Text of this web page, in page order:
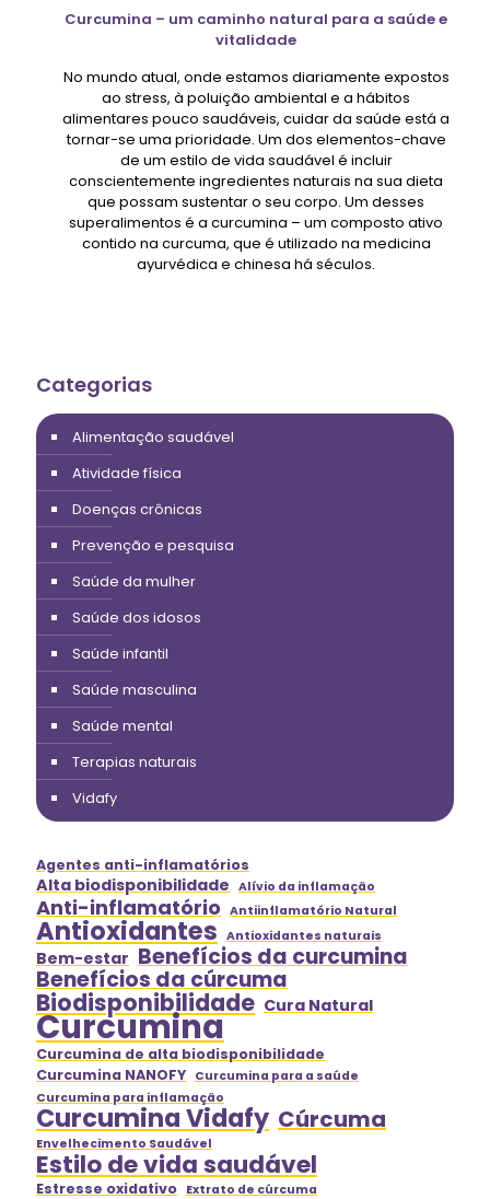
Curcumina – um caminho natural para a saúde e
vitalidade
No mundo atual, onde estamos diariamente expostos
ao stress, à poluição ambiental e a hábitos
alimentares pouco saudáveis, cuidar da saúde está a
tornar-se uma prioridade. Um dos elementos-chave
de um estilo de vida saudável é incluir
conscientemente ingredientes naturais na sua dieta
que possam sustentar o seu corpo. Um desses
superalimentos é a curcumina – um composto ativo
contido na curcuma, que é utilizado na medicina
ayurvédica e chinesa há séculos.
Categorias
Alimentação saudável
Atividade física
Doenças crônicas
Prevenção e pesquisa
Saúde da mulher
Saúde dos idosos
Saúde infantil
Saúde masculina
Saúde mental
Terapias naturais
Vidafy
Agentes anti-inflamatórios
Alta biodisponibilidade Alívio da inflamação
Anti-inflamatório Antiinflamatório Natural
Antioxidantes Antioxidantes naturais
Bem-estar Benefícios da curcumina
Benefícios da cúrcuma
Biodisponibilidade Cura Natural
Curcumina
Curcumina de alta biodisponibilidade
Curcumina NANOFY Curcumina para a saúde
Curcumina para inflamação
Curcumina Vidafy Cúrcuma
Envelhecimento Saudável
Estilo de vida saudável
Estresse oxidativo Extrato de cúrcuma